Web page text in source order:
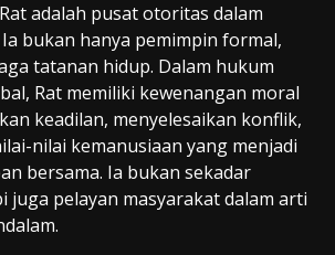
adalah pusat otoritas dalam
bukan hanya pemimpin formal,
tatanan hidup. Dalam hukum
Rat memiliki kewenangan moral
keadilan, menyelesaikan konflik,
nilai kemanusiaan yang menjadi
bersama. Ia bukan sekadar
juga pelayan masyarakat dalam arti